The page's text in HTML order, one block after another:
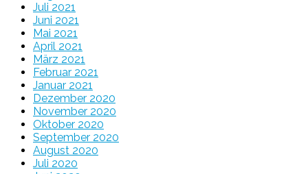
Juli 2021
Juni 2021
Mai 2021
April 2021
März 2021
Februar 2021
Januar 2021
Dezember 2020
November 2020
Oktober 2020
September 2020
August 2020
Juli 2020